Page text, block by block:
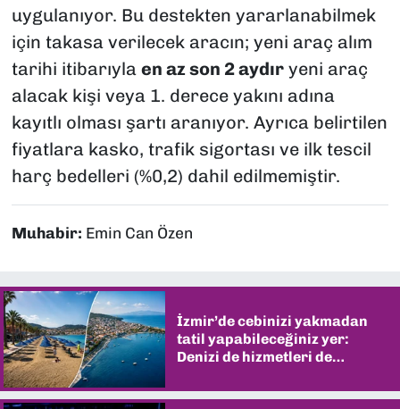
uygulanıyor. Bu destekten yararlanabilmek
için takasa verilecek aracın; yeni araç alım
tarihi itibarıyla en az son 2 aydıryeni araç
alacak kişi veya 1. derece yakını adına
kayıtlı olması şartı aranıyor. Ayrıca belirtilen
fiyatlara kasko, trafik sigortası ve ilk tescil
harç bedelleri (%0,2) dahil edilmemiştir.
Muhabir: Emin Can Özen
İzmir’de cebinizi yakmadan
tatil yapabileceğiniz yer:
Denizi de hizmetleri de